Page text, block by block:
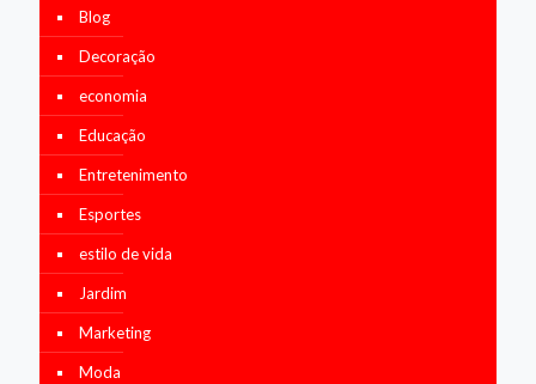
Blog
Decoração
economia
Educação
Entretenimento
Esportes
estilo de vida
Jardim
Marketing
Moda